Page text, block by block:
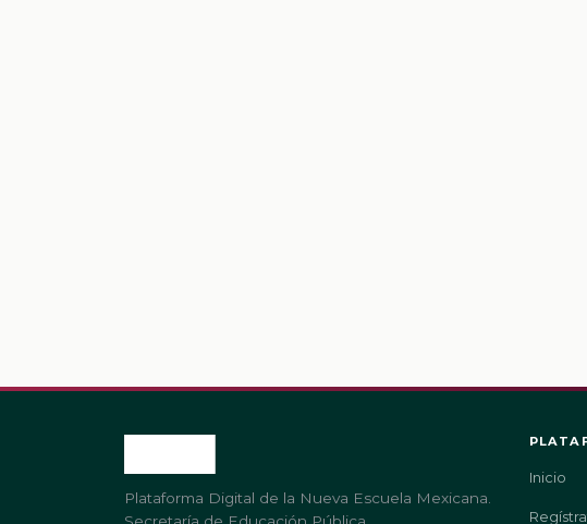
Plataforma Digital de la Nueva Escuela Mexicana.
Inicio